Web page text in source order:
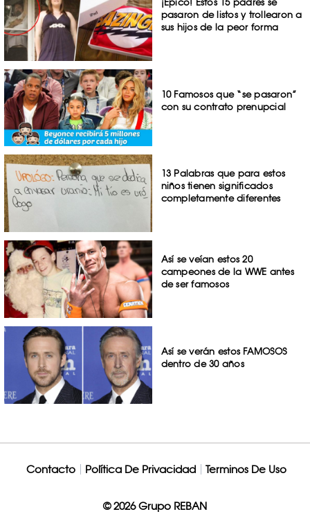
pasaron de listos y trollearon a
sus hijos de la peor forma
10 Famosos que “se pasaron”
con su contrato prenupcial
13 Palabras que para estos
niños tienen significados
completamente diferentes
Así se veían estos 20
campeones de la WWE antes
de ser famosos
Así se verán estos FAMOSOS
dentro de 30 años
Contacto Política De Privacidad Terminos De Uso
© 2026 Grupo REBAN